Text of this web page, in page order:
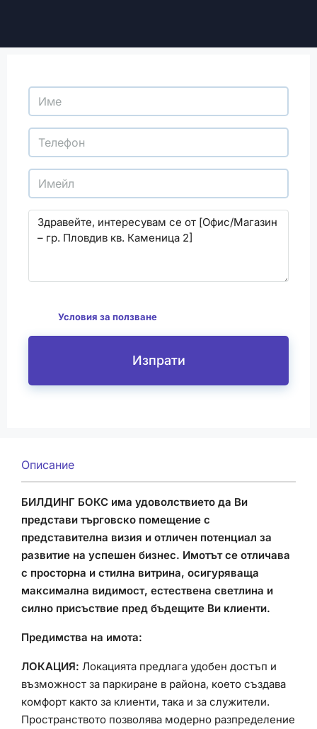
Условия за ползване
Изпрати
Описание
БИЛДИНГ БОКС има удоволствието да Ви
представи търговско помещение с
представителна визия и отличен потенциал за
развитие на успешен бизнес. Имотът се отличава
с просторна и стилна витрина, осигуряваща
максимална видимост, естествена светлина и
силно присъствие пред бъдещите Ви клиенти.
Предимства на имота:
ЛОКАЦИЯ: Локацията предлага удобен достъп и
възможност за паркиране в района, което създава
комфорт както за клиенти, така и за служители.
Пространството позволява модерно разпределение